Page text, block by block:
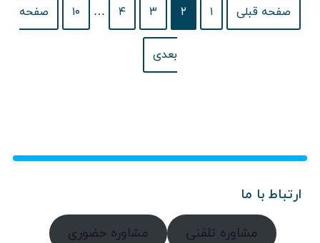
صفحه قبلی ۱ ۲ ۳ ۴ … ۱۰ صفحه
بعدی
ارتباط با ما
مشاوره تلفنی مشاوره حضوری